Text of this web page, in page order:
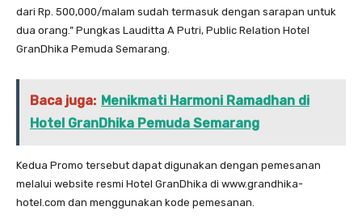
dari Rp. 500,000/malam sudah termasuk dengan sarapan untuk
dua orang.” Pungkas Lauditta A Putri, Public Relation Hotel
GranDhika Pemuda Semarang.
Baca juga: Menikmati Harmoni Ramadhan di
Hotel GranDhika Pemuda Semarang
Kedua Promo tersebut dapat digunakan dengan pemesanan
melalui website resmi Hotel GranDhika di www.grandhika-
hotel.com dan menggunakan kode pemesanan.